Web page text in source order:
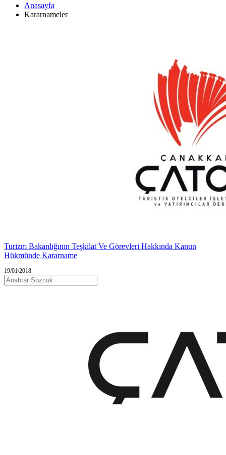
Anasayfa
Kararnameler
Turizm Bakanlığının Teşkilat Ve Görevleri Hakkında Kanun
Hükmünde Kararname
19/01/2018